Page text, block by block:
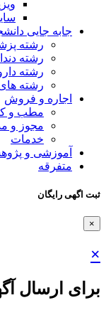
جابه جایی
رشته
رشته
رشته
رشته
اجاره و فروش
مطب و
مجوز و
خدمات
آموزشی و
متفرقه
ثبت اگهی رایگان
×
×
برای ارسال